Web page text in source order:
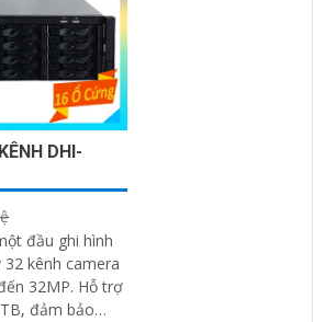
DHI-
đầu ghi hình
kênh camera
Hỗ trợ
đảm bảo